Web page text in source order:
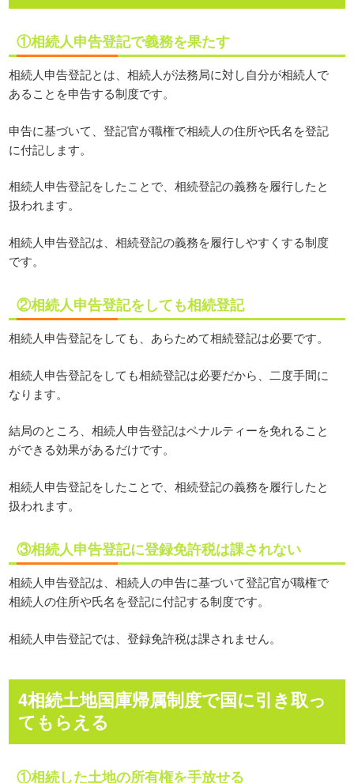
①相続人申告登記で義務を果たす
相続人申告登記とは、相続人が法務局に対し自分が相続人で
あることを申告する制度です。
申告に基づいて、登記官が職権で相続人の住所や氏名を登記
に付記します。
相続人申告登記をしたことで、相続登記の義務を履行したと
扱われます。
相続人申告登記は、相続登記の義務を履行しやすくする制度
です。
②相続人申告登記をしても相続登記
相続人申告登記をしても、あらためて相続登記は必要です。
相続人申告登記をしても相続登記は必要だから、二度手間に
なります。
結局のところ、相続人申告登記はペナルティーを免れること
ができる効果があるだけです。
相続人申告登記をしたことで、相続登記の義務を履行したと
扱われます。
③相続人申告登記に登録免許税は課されない
相続人申告登記は、相続人の申告に基づいて登記官が職権で
相続人の住所や氏名を登記に付記する制度です。
相続人申告登記では、登録免許税は課されません。
4相続土地国庫帰属制度で国に引き取っ
てもらえる
①相続した土地の所有権を手放せる